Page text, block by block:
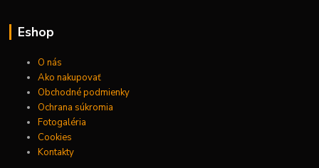
Eshop
O nás
Ako nakupovať
Obchodné podmienky
Ochrana súkromia
Fotogaléria
Cookies
Kontakty